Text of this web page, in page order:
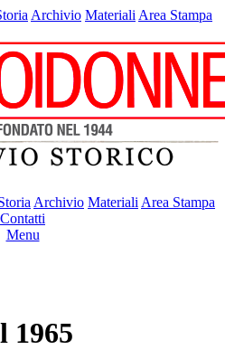
Archivio Materiali Area Stampa
Archivio Materiali Area Stampa
Contatti
Menu
1965